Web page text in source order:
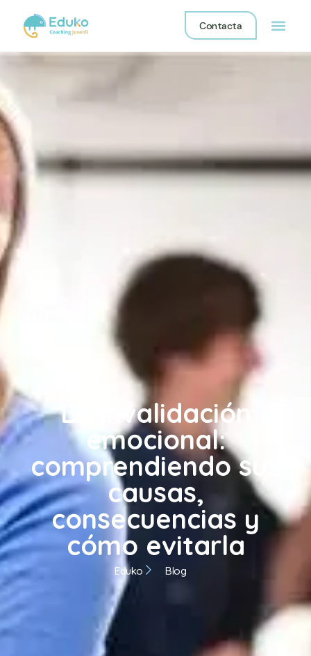
Contacta
La invalidación
emocional:
comprendiendo sus
causas,
consecuencias y
cómo evitarla
Eduko Blog